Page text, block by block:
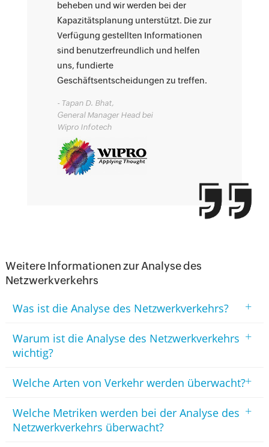
beheben und wir werden bei der
Kapazitätsplanung unterstützt. Die zur
Verfügung gestellten Informationen
sind benutzerfreundlich und helfen
uns, fundierte
Geschäftsentscheidungen zu treffen.
- Tapan D. Bhat,
General Manager Head bei
Wipro Infotech
Weitere Informationen zur Analyse des
Netzwerkverkehrs
Was ist die Analyse des Netzwerkverkehrs? +
Warum ist die Analyse des Netzwerkverkehrs
wichtig?
+
Welche Arten von Verkehr werden überwacht?+
Welche Metriken werden bei der Analyse des
Netzwerkverkehrs überwacht?
+